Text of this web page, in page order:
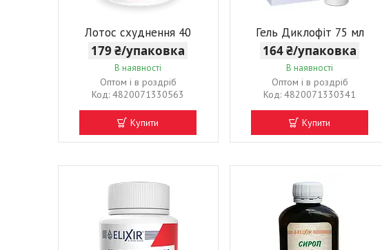
Лотос схуднення 40
179 ₴/упаковка
В наявності
Оптом і в роздріб
4820071330563
Купити
Гель Диклофіт 75 мл
164 ₴/упаковка
В наявності
Оптом і в роздріб
4820071330341
Купити